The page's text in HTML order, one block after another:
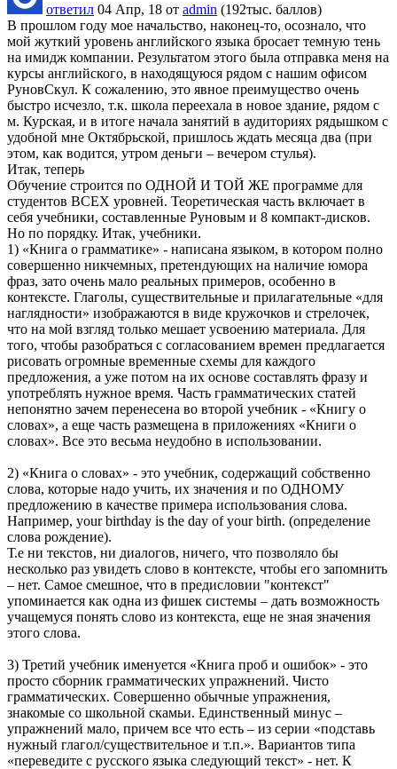
ответил 04 Апр, 18 от admin (192тыс. баллов)
В прошлом году мое начальство, наконец-то, осознало, что
мой жуткий уровень английского языка бросает темную тень
на имидж компании. Результатом этого была отправка меня на
курсы английского, в находящуюся рядом с нашим офисом
РуновСкул. К сожалению, это явное преимущество очень
быстро исчезло, т.к. школа переехала в новое здание, рядом с
м. Курская, и в итоге начала занятий в аудиториях рядышком с
удобной мне Октябрьской, пришлось ждать месяца два (при
этом, как водится, утром деньги – вечером стулья).
Итак, теперь
Обучение строится по ОДНОЙ И ТОЙ ЖЕ программе для
студентов ВСЕХ уровней. Теоретическая часть включает в
себя учебники, составленные Руновым и 8 компакт-дисков.
Но по порядку. Итак, учебники.
1) «Книга о грамматике» - написана языком, в котором полно
совершенно никчемных, претендующих на наличие юмора
фраз, зато очень мало реальных примеров, особенно в
контексте. Глаголы, существительные и прилагательные «для
наглядности» изображаются в виде кружочков и стрелочек,
что на мой взгляд только мешает усвоению материала. Для
того, чтобы разобраться с согласованием времен предлагается
рисовать огромные временные схемы для каждого
предложения, а уже потом на их основе составлять фразу и
употреблять нужное время. Часть грамматических статей
непонятно зачем перенесена во второй учебник - «Книгу о
словах», а еще часть размещена в приложениях «Книги о
словах». Все это весьма неудобно в использовании.
2) «Книга о словах» - это учебник, содержащий собственно
слова, которые надо учить, их значения и по ОДНОМУ
предложению в качестве примера использования слова.
Например, your birthday is the day of your birth. (определение
слова рождение).
Т.е ни текстов, ни диалогов, ничего, что позволяло бы
несколько раз увидеть слово в контексте, чтобы его запомнить
– нет. Самое смешное, что в предисловии "контекст"
упоминается как одна из фишек системы – дать возможность
учащемуся понять слово из контекста, еще не зная значения
этого слова.
3) Третий учебник именуется «Книга проб и ошибок» - это
просто сборник грамматических упражнений. Чисто
грамматических. Совершенно обычные упражнения,
знакомые со школьной скамьи. Единственный минус –
упражнений мало, причем все что есть – из серии «подставь
нужный глагол/существительное и т.п.». Вариантов типа
«переведите с русского языка следующий текст» - нет. К